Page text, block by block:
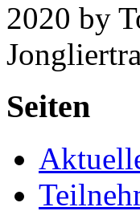
2020 by
Seiten